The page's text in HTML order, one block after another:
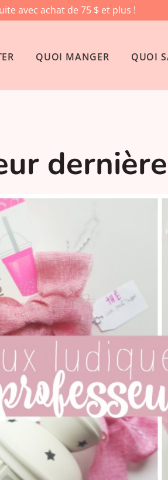
avec achat de 75 $ et plus !
QUOI MANGER QUOI